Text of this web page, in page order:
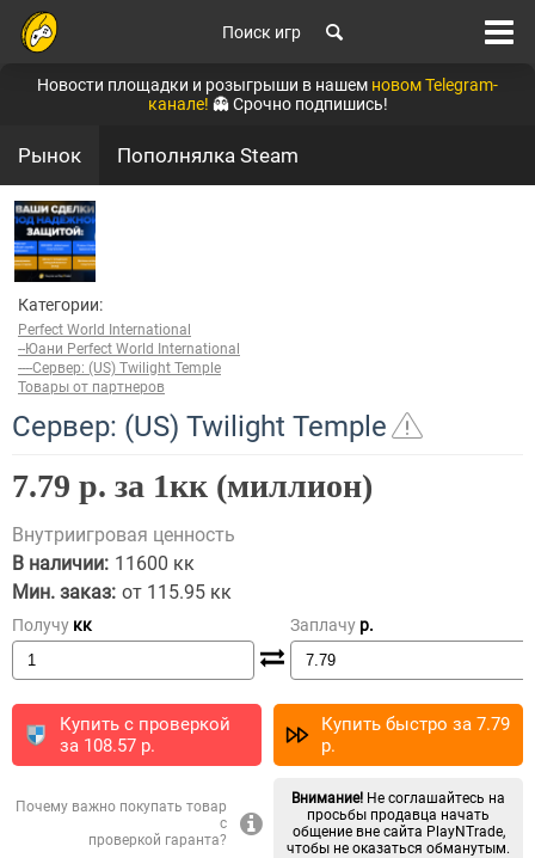
Поиск игр
Новости площадки и розыгрыши в нашем новом Telegram-
канале! 👻 Срочно подпишись!
Рынок Пополнялка Steam
Категории:
Perfect World International
--Юани Perfect World International
----Сервер: (US) Twilight Temple
Товары от партнеров
Сервер: (US) Twilight Temple
7.79 р. за 1кк (миллион)
Внутриигровая ценность
В наличии: 11600 кк
Мин. заказ: от 115.95 кк
Получу кк Заплачу p.
Купить с проверкой
за 108.57 p.
Купить быстро за 7.79
p.
Почему важно покупать товар
с
проверкой гаранта?
Внимание! Не соглашайтесь на
просьбы продавца начать
общение вне сайта PlayNTrade,
чтобы не оказаться обманутым.